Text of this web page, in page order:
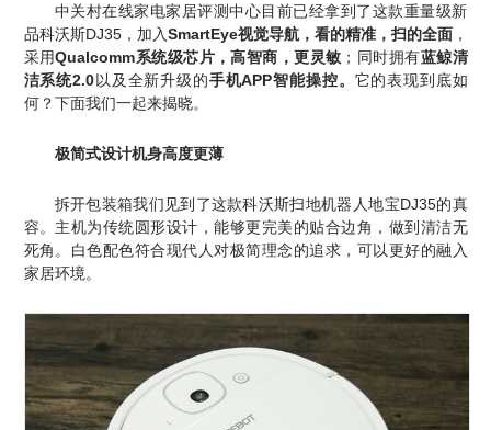
中关村在线家电家居评测中心目前已经拿到了这款重量级新
品科沃斯DJ35，加入SmartEye视觉导航，看的精准，扫的全面，
采用Qualcomm系统级芯片，高智商，更灵敏 ；同时拥有蓝鲸清
洁系统2.0以及全新升级的手机APP智能操控。 它的表现到底如
何？下面我们一起来揭晓。
极简式设计机身高度更薄
拆开包装箱我们见到了这款科沃斯扫地机器人地宝DJ35的真
容。主机为传统圆形设计，能够更完美的贴合边角，做到清洁无
死角。 白色配色符合现代人对极简理念的追求，可以更好的融入
家居环境。